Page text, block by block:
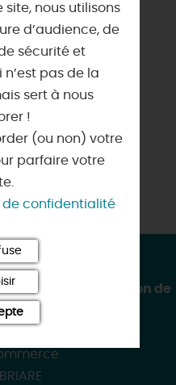
Location et réparation de
nous utilisons
d’audience, de
sécurité et
pas de la
sert à nous
!
(ou non) votre
parfaire votre
confidentialité